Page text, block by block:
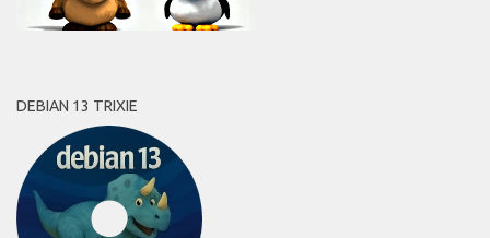
DEBIAN 13 TRIXIE